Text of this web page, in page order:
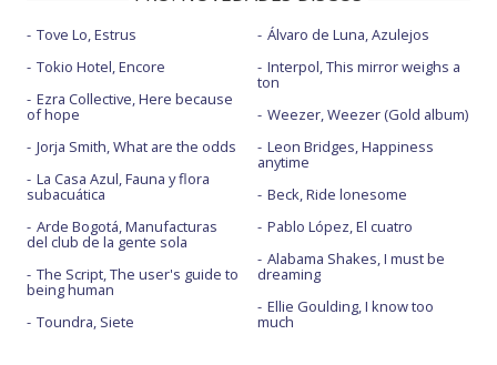
Tove Lo, Estrus
Tokio Hotel, Encore
Ezra Collective, Here because
of hope
Jorja Smith, What are the odds
La Casa Azul, Fauna y flora
subacuática
Arde Bogotá, Manufacturas
del club de la gente sola
The Script, The user's guide to
being human
Toundra, Siete
Álvaro de Luna, Azulejos
Interpol, This mirror weighs a
ton
Weezer, Weezer (Gold album)
Leon Bridges, Happiness
anytime
Beck, Ride lonesome
Pablo López, El cuatro
Alabama Shakes, I must be
dreaming
Ellie Goulding, I know too
much